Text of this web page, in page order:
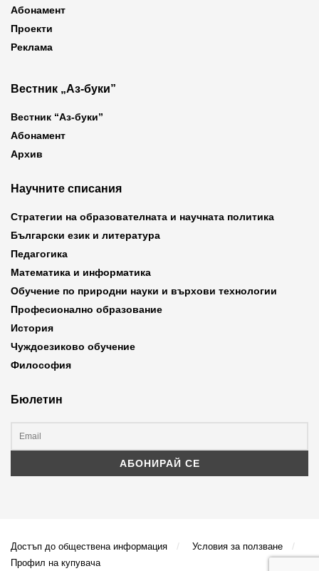
Абонамент
Проекти
Реклама
Вестник „Аз-буки”
Вестник “Аз-буки”
Абонамент
Архив
Научните списания
Стратегии на образователната и научната политика
Български език и литература
Педагогика
Математика и информатика
Обучение по природни науки и върхови технологии
Професионално образование
История
Чуждоезиково обучение
Философия
Бюлетин
Достъп до обществена информация
Условия за ползване
Профил на купувача